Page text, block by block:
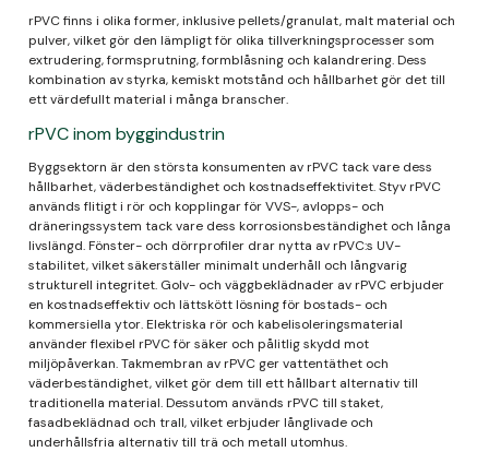
rPVC finns i olika former, inklusive pellets/granulat, malt material och
pulver, vilket gör den lämpligt för olika tillverkningsprocesser som
extrudering, formsprutning, formblåsning och kalandrering. Dess
kombination av styrka, kemiskt motstånd och hållbarhet gör det till
ett värdefullt material i många branscher.
rPVC inom byggindustrin
Byggsektorn är den största konsumenten av rPVC tack vare dess
hållbarhet, väderbeständighet och kostnadseffektivitet. Styv rPVC
används flitigt i rör och kopplingar för VVS-, avlopps- och
dräneringssystem tack vare dess korrosionsbeständighet och långa
livslängd. Fönster- och dörrprofiler drar nytta av rPVC:s UV-
stabilitet, vilket säkerställer minimalt underhåll och långvarig
strukturell integritet. Golv- och väggbeklädnader av rPVC erbjuder
en kostnadseffektiv och lättskött lösning för bostads- och
kommersiella ytor. Elektriska rör och kabelisoleringsmaterial
använder flexibel rPVC för säker och pålitlig skydd mot
miljöpåverkan. Takmembran av rPVC ger vattentäthet och
väderbeständighet, vilket gör dem till ett hållbart alternativ till
traditionella material. Dessutom används rPVC till staket,
fasadbeklädnad och trall, vilket erbjuder långlivade och
underhållsfria alternativ till trä och metall utomhus.